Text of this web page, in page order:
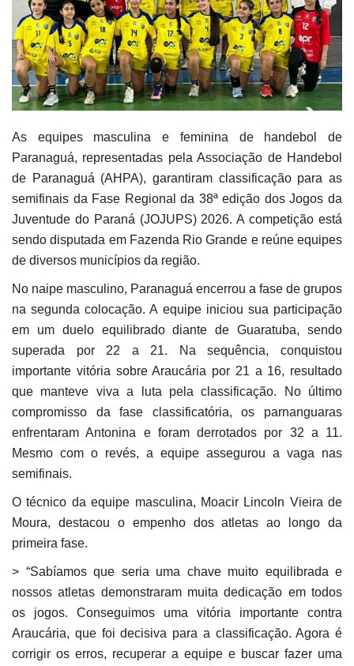
As equipes masculina e feminina de handebol de
Paranaguá, representadas pela Associação de Handebol
de Paranaguá (AHPA), garantiram classificação para as
semifinais da Fase Regional da 38ª edição dos Jogos da
Juventude do Paraná (JOJUPS) 2026. A competição está
sendo disputada em Fazenda Rio Grande e reúne equipes
de diversos municípios da região.
No naipe masculino, Paranaguá encerrou a fase de grupos
na segunda colocação. A equipe iniciou sua participação
em um duelo equilibrado diante de Guaratuba, sendo
superada por 22 a 21. Na sequência, conquistou
importante vitória sobre Araucária por 21 a 16, resultado
que manteve viva a luta pela classificação. No último
compromisso da fase classificatória, os parnanguaras
enfrentaram Antonina e foram derrotados por 32 a 11.
Mesmo com o revés, a equipe assegurou a vaga nas
semifinais.
O técnico da equipe masculina, Moacir Lincoln Vieira de
Moura, destacou o empenho dos atletas ao longo da
primeira fase.
> “Sabíamos que seria uma chave muito equilibrada e
nossos atletas demonstraram muita dedicação em todos
os jogos. Conseguimos uma vitória importante contra
Araucária, que foi decisiva para a classificação. Agora é
corrigir os erros, recuperar a equipe e buscar fazer uma